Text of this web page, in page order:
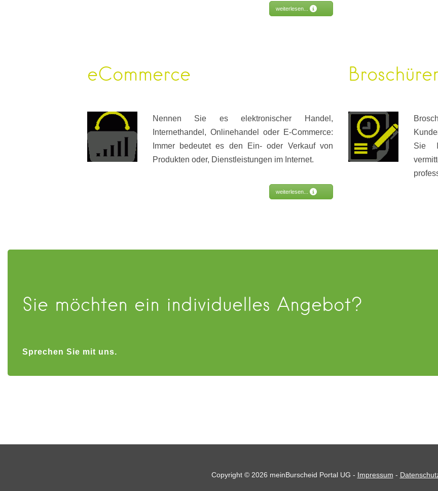
weiterlesen...
eCommerce
Nennen Sie es elektronischer Handel,
Internethandel, Onlinehandel oder E-Commerce:
Immer bedeutet es den Ein- oder Verkauf von
Produkten oder, Dienstleistungen im Internet.
weiterlesen...
Sie
Sie möchten ein individuelles Angebot?
Sprechen Sie mit uns.
Copyright © 2026 meinBurscheid Portal UG - Impressum -